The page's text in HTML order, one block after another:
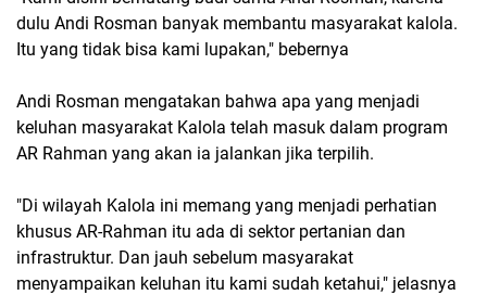
dulu Andi Rosman banyak membantu masyarakat kalola.
Itu yang tidak bisa kami lupakan," bebernya
Andi Rosman mengatakan bahwa apa yang menjadi
keluhan masyarakat Kalola telah masuk dalam program
AR Rahman yang akan ia jalankan jika terpilih.
"Di wilayah Kalola ini memang yang menjadi perhatian
khusus AR-Rahman itu ada di sektor pertanian dan
infrastruktur. Dan jauh sebelum masyarakat
menyampaikan keluhan itu kami sudah ketahui," jelasnya